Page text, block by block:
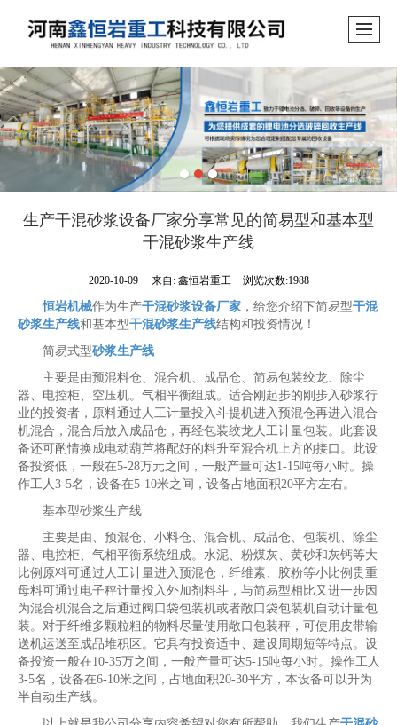
生产干混砂浆设备厂家分享常见的简易型和基本型
干混砂浆生产线
2020-10-09 来自: 鑫恒岩重工 浏览次数:1988
恒岩机械作为生产干混砂浆设备厂家，给您介绍下简易型干混
砂浆生产线和基本型干混砂浆生产线结构和投资情况！
简易式型砂浆生产线
主要是由预混料仓、混合机、成品仓、简易包装绞龙、除尘
器、电控柜、空压机。气相平衡组成。适合刚起步的刚步入砂浆行
业的投资者，原料通过人工计量投入斗提机进入预混仓再进入混合
机混合，混合后放入成品仓，再经包装绞龙人工计量包装。此套设
备还可酌情换成电动葫芦将配好的料升至混合机上方的接口。此设
备投资低，一般在5-28万元之间，一般产量可达1-15吨每小时。操
作工人3-5名，设备在5-10米之间，设备占地面积20平方左右。
基本型砂浆生产线
主要是由、预混仓、小料仓、混合机、成品仓、包装机、除尘
器、电控柜、气相平衡系统组成。水泥、粉煤灰、黄砂和灰钙等大
比例原料可通过人工计量进入预混仓，纤维素、胶粉等小比例贵重
母料可通过电子秤计量投入外加剂料斗，与简易型相比又进一步因
为混合机混合之后通过阀口袋包装机或者敞口袋包装机自动计量包
装。对于纤维多颗粒粗的物料尽量使用敞口包装秤，可使用皮带输
送机运送至成品堆积区。它具有投资适中、建设周期短等特点。设
备投资一般在10-35万之间，一般产量可达5-15吨每小时。操作工人
3-5名，设备在6-10米之间，占地面积20-30平方，本设备可以升为
半自动生产线。